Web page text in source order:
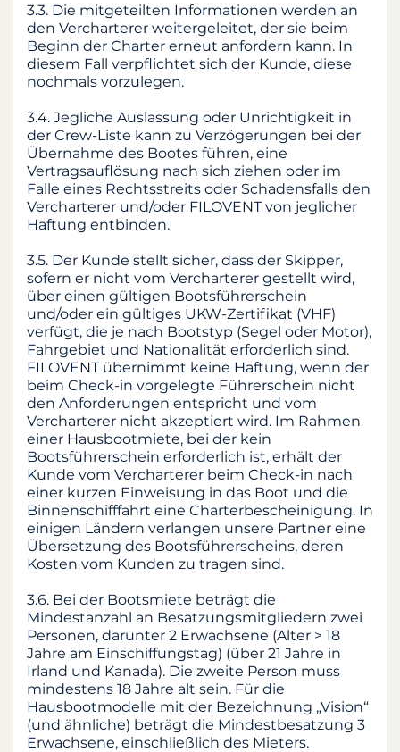
3.3. Die mitgeteilten Informationen werden an
den Vercharterer weitergeleitet, der sie beim
Beginn der Charter erneut anfordern kann. In
diesem Fall verpflichtet sich der Kunde, diese
nochmals vorzulegen.
3.4. Jegliche Auslassung oder Unrichtigkeit in
der Crew-Liste kann zu Verzögerungen bei der
Übernahme des Bootes führen, eine
Vertragsauflösung nach sich ziehen oder im
Falle eines Rechtsstreits oder Schadensfalls den
Vercharterer und/oder FILOVENT von jeglicher
Haftung entbinden.
3.5. Der Kunde stellt sicher, dass der Skipper,
sofern er nicht vom Vercharterer gestellt wird,
über einen gültigen Bootsführerschein
und/oder ein gültiges UKW-Zertifikat (VHF)
verfügt, die je nach Bootstyp (Segel oder Motor),
Fahrgebiet und Nationalität erforderlich sind.
FILOVENT übernimmt keine Haftung, wenn der
beim Check-in vorgelegte Führerschein nicht
den Anforderungen entspricht und vom
Vercharterer nicht akzeptiert wird. Im Rahmen
einer Hausbootmiete, bei der kein
Bootsführerschein erforderlich ist, erhält der
Kunde vom Vercharterer beim Check-in nach
einer kurzen Einweisung in das Boot und die
Binnenschifffahrt eine Charterbescheinigung. In
einigen Ländern verlangen unsere Partner eine
Übersetzung des Bootsführerscheins, deren
Kosten vom Kunden zu tragen sind.
3.6. Bei der Bootsmiete beträgt die
Mindestanzahl an Besatzungsmitgliedern zwei
Personen, darunter 2 Erwachsene (Alter > 18
Jahre am Einschiffungstag) (über 21 Jahre in
Irland und Kanada). Die zweite Person muss
mindestens 18 Jahre alt sein. Für die
Hausbootmodelle mit der Bezeichnung „Vision“
(und ähnliche) beträgt die Mindestbesatzung 3
Erwachsene, einschließlich des Mieters.